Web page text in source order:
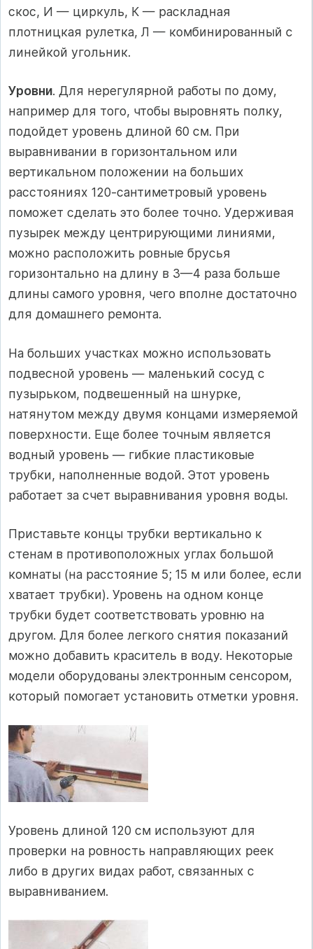
скос, И — циркуль, К — раскладная
плотницкая рулетка, Л — комбинированный с
линейкой угольник.
Уровни. Для нерегулярной работы по дому,
например для того, чтобы выровнять полку,
подойдет уровень длиной 60 см. При
выравнивании в горизонтальном или
вертикальном положении на больших
расстояниях 120-сантиметровый уровень
поможет сделать это более точно. Удерживая
пузырек между центрирующими линиями,
можно расположить ровные брусья
горизонтально на длину в 3—4 раза больше
длины самого уровня, чего вполне достаточно
для домашнего ремонта.
На больших участках можно использовать
подвесной уровень — маленький сосуд с
пузырьком, подвешенный на шнурке,
натянутом между двумя концами измеряемой
поверхности. Еще более точным является
водный уровень — гибкие пластиковые
трубки, наполненные водой. Этот уровень
работает за счет выравнивания уровня воды.
Приставьте концы трубки вертикально к
стенам в противоположных углах большой
комнаты (на расстояние 5; 15 м или более, если
хватает трубки). Уровень на одном конце
трубки будет соответствовать уровню на
другом. Для более легкого снятия показаний
можно добавить краситель в воду. Некоторые
модели оборудованы электронным сенсором,
который помогает установить отметки уровня.
Уровень длиной 120 см используют для
проверки на ровность направляющих реек
либо в других видах работ, связанных с
выравниванием.